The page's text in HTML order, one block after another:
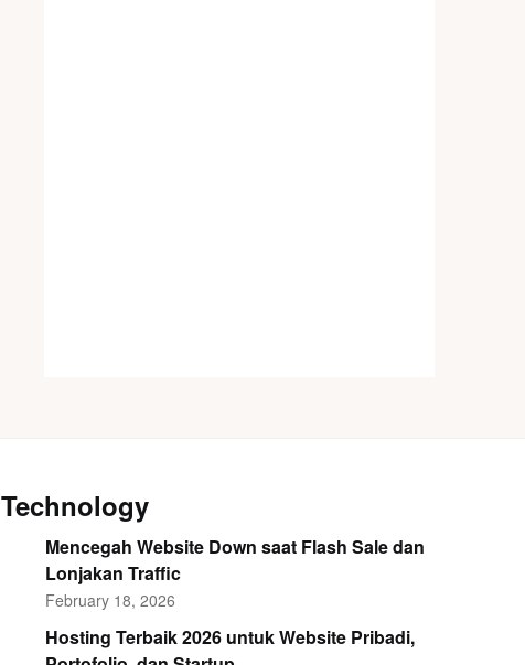
Technology
Mencegah Website Down saat Flash Sale dan
Lonjakan Traffic
February 18, 2026
Hosting Terbaik 2026 untuk Website Pribadi,